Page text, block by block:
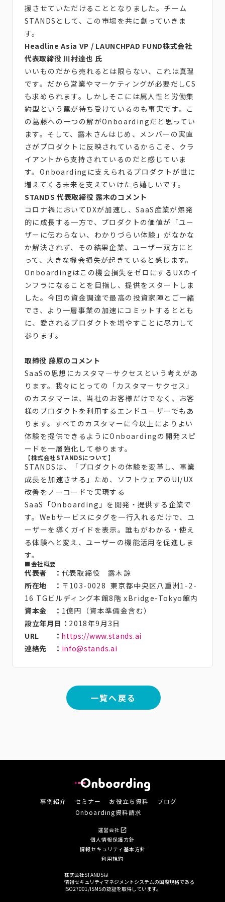
援させていただけることとなりました。チーム
STANDSとして、この市場を共に創っていきま
す。
Headline Asia VP / LAUNCHPAD FUND株式会社
代表取締役 川村達也 氏
いいものだから売れるとは限らない、これは真理
です。だから営業やマーケティングが必要だしCS
も求められます。しかしそこには属人性と労働集
約型という罠が待ち受けているのも事実です。こ
の葛藤への一つの解がOnboardingだと思ってい
ます。そして、露木さんはじめ、メンバーの実直
さがプロダクトに反映されているからこそ、クラ
イアントから支持されているのだと感じていま
す。Onboardingに支えられるプロダクトが世に
増えてくる未来を支えていけたら嬉しいです。
STANDS 代表取締役 露木のコメント
コロナ禍においてDXが加速し、SaaS産業が爆発
的に成長する一方で、プロダクトの価値が「ユー
ザーに伝わらない、わかりづらい体験」がなかな
か解決されず、その結果企業、ユーザー双方にと
って、大きな機会損失が起きていると感じます。
Onboardingはこの機会損失をゼロにするUXのイ
ンフラになることを目指し、提供をスタートしま
した。今回の資金調達で最高の投資家陣とご一緒
でき、より一層事業の加速にコミットするととも
に、愛されるプロダクトを増やすことに尽力して
参ります。
取締役 藤原のコメント
SaaSの思想にカスタマ―サクセスという考えがあ
ります。我々にとっての「カスタマーサクセス」
のカスタマーは、当社のお客様だけでなく、お客
様のプロダクトを利用するエンドユーザーでもあ
ります。すべてのカスタマーに今以上によりよい
体験を提供できるようにOnboardingの開発スピ
ードを一層強化して参ります。
【株式会社STANDSについて】
STANDSは、「プロダクトの体験を変革し、事業
成長を加速させる」ため、ソフトウェアのUI/UX
改善をノーコードで実現する
SaaS「Onboarding」を開発・提供する企業で
す。Webサービスにタグを一行入れるだけで、ユ
ーザーを導くガイドを表示。誰もがわかる・使え
る体験へと変え、ユーザーの機能活用を促進しま
す。
■会社概要
代表者 ： 代表取締役 露木諒
所在地 ： 〒103-0028 東京都中央区八重洲1-2-
16 TGビルディング本館8階 xBridge-Tokyo館内
資本金 ： 1億円（資本準備金含む）
設立年月日： 2018年9月3日
URL ： https://www.stands.ai
連絡先 ： info@stands.ai
一覧へ戻る
事例紹介 セミナー お役立ち資料
ブログ
Onboarding資料請求
運営会社open_in_new
個人情報保護方針
情報セキュリティ基本方針
利用規約
株式会社STANDSは
情報セキュリティマネジメントシステムの国際規格である
ISO27001/ISMSの認証を取得しています。